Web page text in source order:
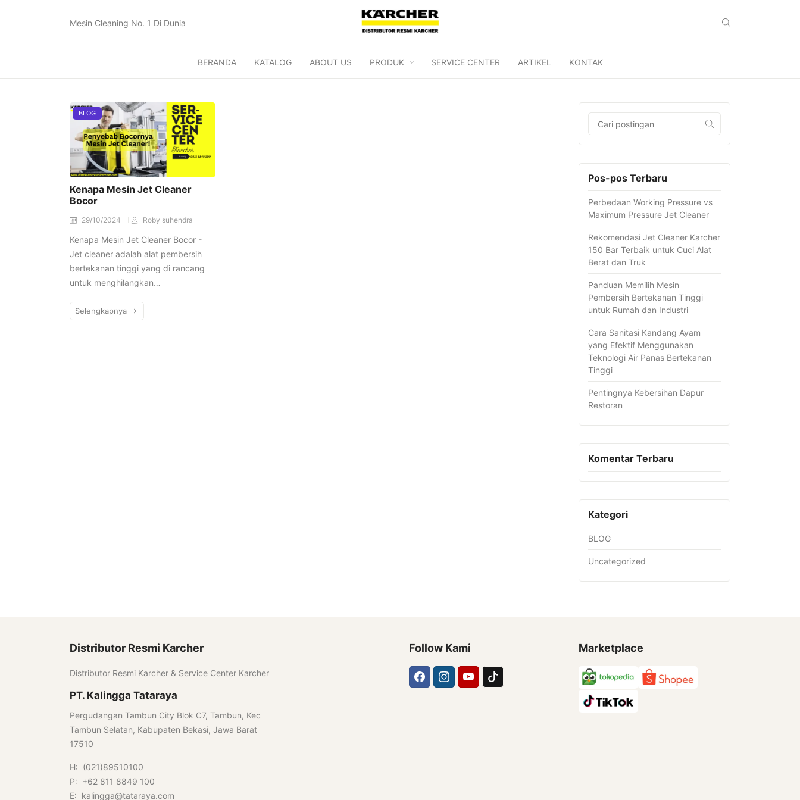
Mesin Cleaning No. 1 Di Dunia
BERANDA KATALOG ABOUT US PRODUK SERVICE CENTER ARTIKEL KONTAK
BLOG
Kenapa Mesin Jet Cleaner
Bocor
29/10/2024 Roby suhendra
Kenapa Mesin Jet Cleaner Bocor -
Jet cleaner adalah alat pembersih
bertekanan tinggi yang di rancang
untuk menghilangkan…
Selengkapnya
Pos-pos Terbaru
Perbedaan Working Pressure vs
Maximum Pressure Jet Cleaner
Rekomendasi Jet Cleaner Karcher
150 Bar Terbaik untuk Cuci Alat
Berat dan Truk
Panduan Memilih Mesin
Pembersih Bertekanan Tinggi
untuk Rumah dan Industri
Cara Sanitasi Kandang Ayam
yang Efektif Menggunakan
Teknologi Air Panas Bertekanan
Tinggi
Pentingnya Kebersihan Dapur
Restoran
Komentar Terbaru
Kategori
BLOG
Uncategorized
Distributor Resmi Karcher
Distributor Resmi Karcher & Service Center Karcher
PT. Kalingga Tataraya
Pergudangan Tambun City Blok C7, Tambun, Kec
Tambun Selatan, Kabupaten Bekasi, Jawa Barat
17510
H: (021)89510100
P: +62 811 8849 100
E: kalingga@tataraya.com
Follow Kami Marketplace